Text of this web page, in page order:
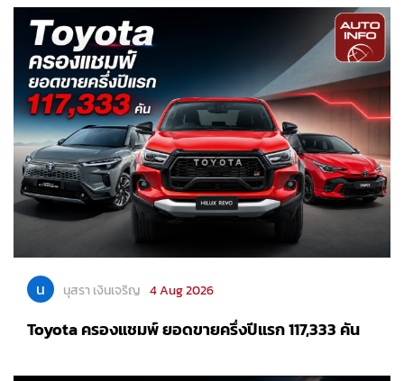
น นุสรา เงินเจริญ 4 Aug 2026
Toyota ครองแชมพ์ ยอดขายครึ่งปีแรก 117,333 คัน